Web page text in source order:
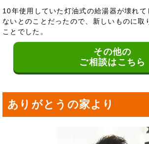
10年使用していた灯油式の給湯器が壊れて
ないとのことだったので、新しいものに取
ことでした。
その他の
ご相談はこちら
ありがとうの家より